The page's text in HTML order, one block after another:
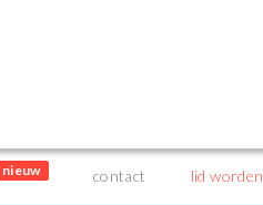
nieuw contact lid worden